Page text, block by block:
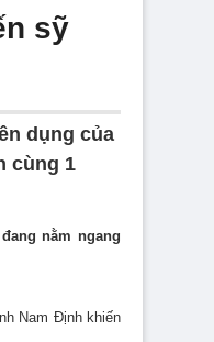
sỹ
dụng của
cùng 1
nằm ngang
Nam Định khiến